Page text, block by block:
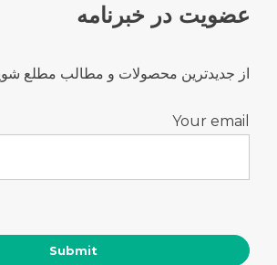
عضویت در خبرنامه
از جدیدترین محصولات و مطالب مطلع
Your email